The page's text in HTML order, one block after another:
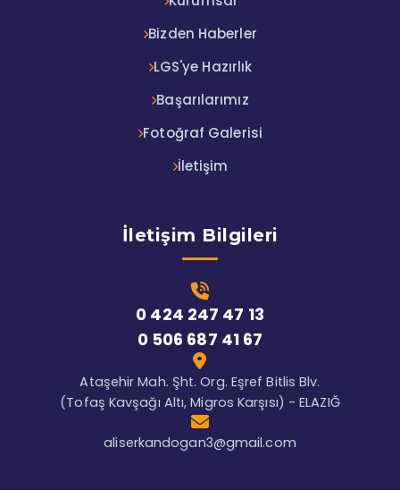
Bizden Haberler
LGS'ye Hazırlık
Başarılarımız
Fotoğraf Galerisi
İletişim
İletişim Bilgileri
0 424 247 47 13
0 506 687 41 67
Ataşehir Mah. Şht. Org. Eşref Bitlis Blv.
(Tofaş Kavşağı Altı, Migros Karşısı) - ELAZIĞ
aliserkandogan3@gmail.com